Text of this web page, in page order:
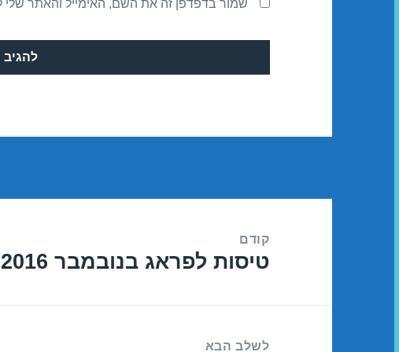
שמור בדפדפן זה את השם, האימייל והאתר
קודם
הפוסט
טיסות לפראג בנובמבר 22/11/2016
לשלב הבא